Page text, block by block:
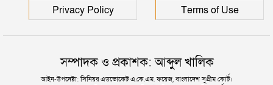
Privacy Policy Terms of Use
সম্পাদক ও প্রকাশক: আব্দুল খালিক
আইন-উপদেষ্টা: সিনিয়র এডভোকেট এ.কে.এম. ফয়েজ, বাংলাদেশ সুপ্রীম কোর্ট।